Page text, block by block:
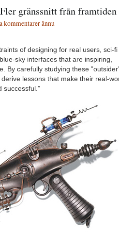
gränssnitt från framtiden
kommentarer ännu
of designing for real users, sci-fi
sky interfaces that are inspiring,
By carefully studying these
lessons that make their real-
successful.”